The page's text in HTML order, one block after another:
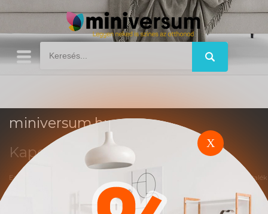
miniversum.hu
Kapcsolat
Impresszum Trend
Ez a weboldal affiliate marketing rendszerben működik. A vásárlások után jutalék
alapú elszámolás történik.
X